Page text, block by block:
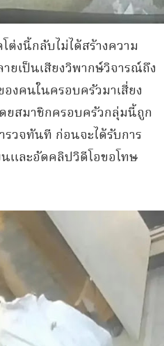
ต่งนี้กลับไม่ได้สร้างความ
ยเป็นเสียงวิพากษ์วิจารณ์ถึง
งคนในครอบครัวมาเสี่ยง
ยสมาชิกครอบครัวกลุ่มนี้ถูก
วจทันที ก่อนจะได้รับการ
ละอัดคลิปวิดีโอขอโทษ